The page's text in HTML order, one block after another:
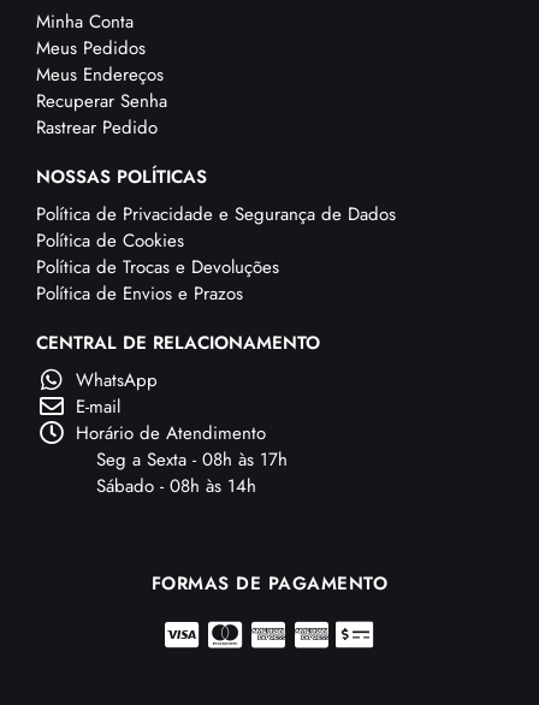
Minha Conta
Meus Pedidos
Meus Endereços
Recuperar Senha
Rastrear Pedido
NOSSAS POLÍTICAS
Política de Privacidade e Segurança de Dados
Política de Cookies
Política de Trocas e Devoluções
Política de Envios e Prazos
CENTRAL DE RELACIONAMENTO
WhatsApp
E-mail
Horário de Atendimento
Seg a Sexta - 08h às 17h
Sábado - 08h às 14h
FORMAS DE PAGAMENTO